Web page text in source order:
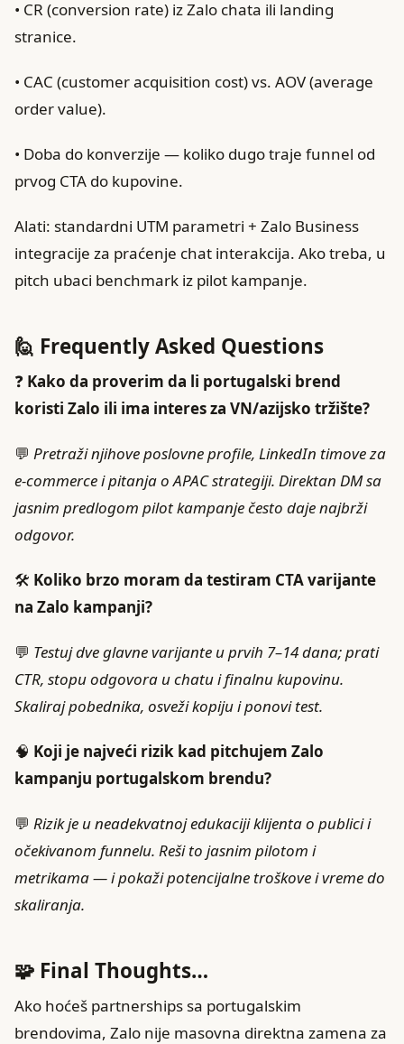
• CR (conversion rate) iz Zalo chata ili landing
stranice.
• CAC (customer acquisition cost) vs. AOV (average
order value).
• Doba do konverzije — koliko dugo traje funnel od
prvog CTA do kupovine.
Alati: standardni UTM parametri + Zalo Business
integracije za praćenje chat interakcija. Ako treba, u
pitch ubaci benchmark iz pilot kampanje.
🙋 Frequently Asked Questions
❓ Kako da proverim da li portugalski brend
koristi Zalo ili ima interes za VN/azijsko tržište?
💬 Pretraži njihove poslovne profile, LinkedIn timove za
e‑commerce i pitanja o APAC strategiji. Direktan DM sa
jasnim predlogom pilot kampanje često daje najbrži
odgovor.
🛠️ Koliko brzo moram da testiram CTA varijante
na Zalo kampanji?
💬 Testuj dve glavne varijante u prvih 7–14 dana; prati
CTR, stopu odgovora u chatu i finalnu kupovinu.
Skaliraj pobednika, osveži kopiju i ponovi test.
🧠 Koji je najveći rizik kad pitchujem Zalo
kampanju portugalskom brendu?
💬 Rizik je u neadekvatnoj edukaciji klijenta o publici i
očekivanom funnelu. Reši to jasnim pilotom i
metrikama — i pokaži potencijalne troškove i vreme do
skaliranja.
🧩 Final Thoughts…
Ako hoćeš partnerships sa portugalskim
brendovima, Zalo nije masovna direktna zamena za